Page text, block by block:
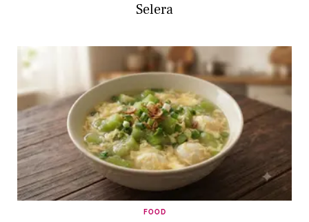
Selera
FOOD